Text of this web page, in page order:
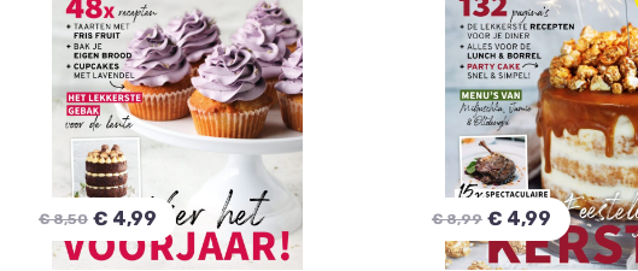
€ 8,50 € 4,99 € 8,99 € 4,99